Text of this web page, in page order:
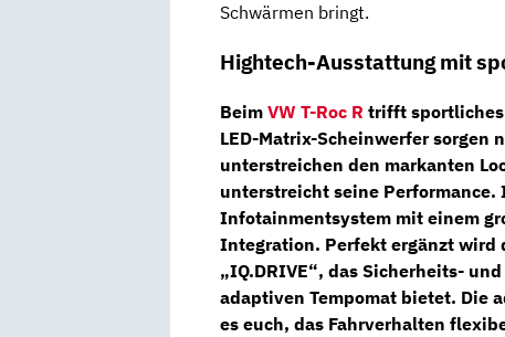
Schwärmen bringt.
Hightech-Ausstattung mit
Beim VW T-Roc R trifft sportliches
LED-Matrix-Scheinwerfersorgen
unterstreichen den markanten
unterstreicht seine Performance.
Infotainmentsystem mit einem
Integration. Perfekt ergänzt wird
„IQ.DRIVE“, das Sicherheits-
adaptiven Tempomat bietet. Die
es euch, das Fahrverhalten